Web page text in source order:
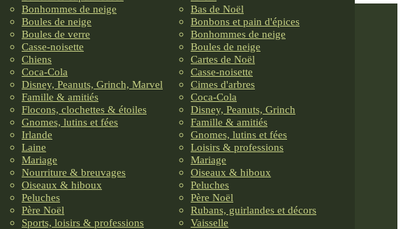
Bonhommes de neige
Boules de neige
Boules de verre
Casse-noisette
Chiens
Coca-Cola
Disney, Peanuts, Grinch, Marvel
Famille & amitiés
Flocons, clochettes & étoiles
Gnomes, lutins et fées
Irlande
Laine
Mariage
Nourriture & breuvages
Oiseaux & hiboux
Peluches
Père Noël
Sports, loisirs & professions
Bas de Noël
Bonbons et pain d'épices
Bonhommes de neige
Boules de neige
Cartes de Noël
Casse-noisette
Cimes d'arbres
Coca-Cola
Disney, Peanuts, Grinch
Famille & amitiés
Gnomes, lutins et fées
Loisirs & professions
Mariage
Oiseaux & hiboux
Peluches
Père Noël
Rubans, guirlandes et décors
Vaisselle